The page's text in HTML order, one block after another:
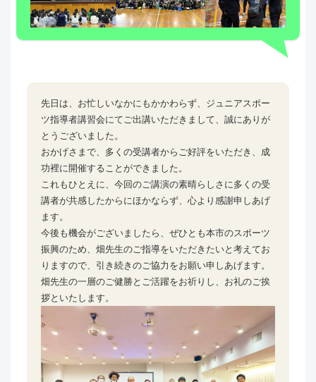
先日は、お忙しいなかにもかかわらず、ジュニアスポー
ツ指導者講習会にてご出講いただきまして、誠にありが
とうございました。
おかげさまで、多くの受講者からご好評をいただき、成
功裡に開催することができました。
これもひとえに、今回のご講演の素晴らしさに多くの受
講者が共感したからにほかならず、心より感謝申しあげ
ます。
今後も機会がございましたら、ぜひとも本市のスポーツ
振興のため、畑先生のご指導をいただきたいと考えてお
りますので、引き続きのご協力をお願い申しあげます。
畑先生の一層のご健勝とご活躍をお祈りし、お礼のご挨
拶といたします。